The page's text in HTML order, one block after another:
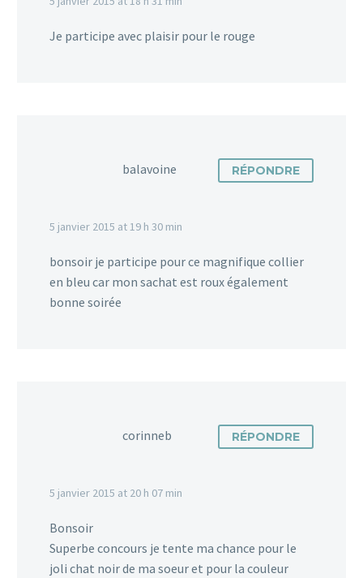
Je participe avec plaisir pour le rouge
balavoine
5 janvier 2015 at 19 h 30 min
RÉPONDRE
bonsoir je participe pour ce magnifique collier
en bleu car mon sachat est roux également
bonne soirée
corinneb
5 janvier 2015 at 20 h 07 min
RÉPONDRE
Bonsoir
Superbe concours je tente ma chance pour le
joli chat noir de ma soeur et pour la couleur